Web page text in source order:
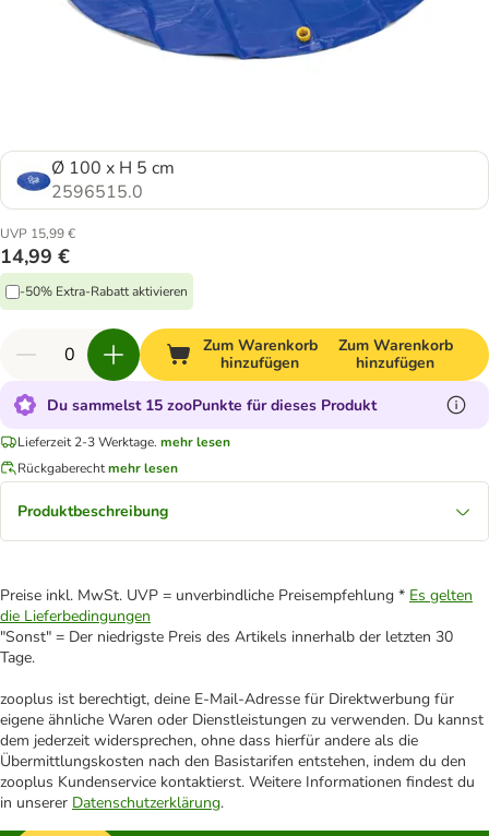
Ø 100 x H 5 cm
2596515.0
UVP 15,99 €
14,99 €
-50% Extra-Rabatt aktivieren
Zum Warenkorb
hinzufügen
Zum Warenkorb
hinzufügen
Du sammelst 15 zooPunkte für dieses Produkt
Lieferzeit 2-3 Werktage. mehr lesen
Rückgaberechtmehr lesen
Produktbeschreibung
Preise inkl. MwSt. UVP = unverbindliche Preisempfehlung * Es gelten
die Lieferbedingungen
"Sonst" = Der niedrigste Preis des Artikels innerhalb der letzten 30
Tage.
zooplus ist berechtigt, deine E-Mail-Adresse für Direktwerbung für
eigene ähnliche Waren oder Dienstleistungen zu verwenden. Du kannst
dem jederzeit widersprechen, ohne dass hierfür andere als die
Übermittlungskosten nach den Basistarifen entstehen, indem du den
zooplus Kundenservice kontaktierst. Weitere Informationen findest du
in unserer Datenschutzerklärung.